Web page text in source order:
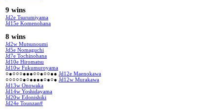
9 wins
Jd2e Tsurumiyama
Jd15e Komenohana
8 wins
Jd2w Mutsunoumi
Jd5e Nomaguchi
Jd7e Tochinohana
Jd10e Hiromatsu
Jd10w Fukumuroyama
○●○○○●●●○○●○○●● Jd12e Maenokawa
○○○○○●○●●●●○●○● Jd12w Murakawa
Jd13w Onowaka
Jd14w Yoshidayama
Jd20w Edonishiki
Jd24e Tounzan#